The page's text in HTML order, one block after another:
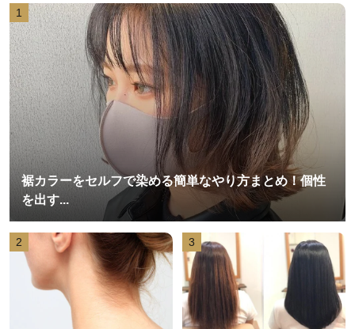
1
裾カラーをセルフで染める簡単なやり方まとめ！個性
を出す...
2 3